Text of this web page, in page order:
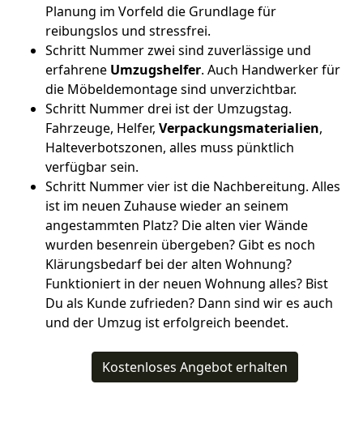
Planung im Vorfeld die Grundlage für
reibungslos und stressfrei.
Schritt Nummer zwei sind zuverlässige und
erfahrene Umzugshelfer. Auch Handwerker für
die Möbeldemontage sind unverzichtbar.
Schritt Nummer drei ist der Umzugstag.
Fahrzeuge, Helfer, Verpackungsmaterialien,
Halteverbotszonen, alles muss pünktlich
verfügbar sein.
Schritt Nummer vier ist die Nachbereitung. Alles
ist im neuen Zuhause wieder an seinem
angestammten Platz? Die alten vier Wände
wurden besenrein übergeben? Gibt es noch
Klärungsbedarf bei der alten Wohnung?
Funktioniert in der neuen Wohnung alles? Bist
Du als Kunde zufrieden? Dann sind wir es auch
und der Umzug ist erfolgreich beendet.
Kostenloses Angebot erhalten